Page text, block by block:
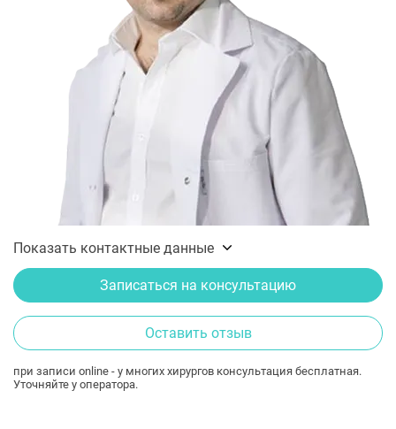
Показать контактные данные
Записаться на консультацию
Оставить отзыв
при записи online - у многих хирургов консультация бесплатная.
Уточняйте у оператора.